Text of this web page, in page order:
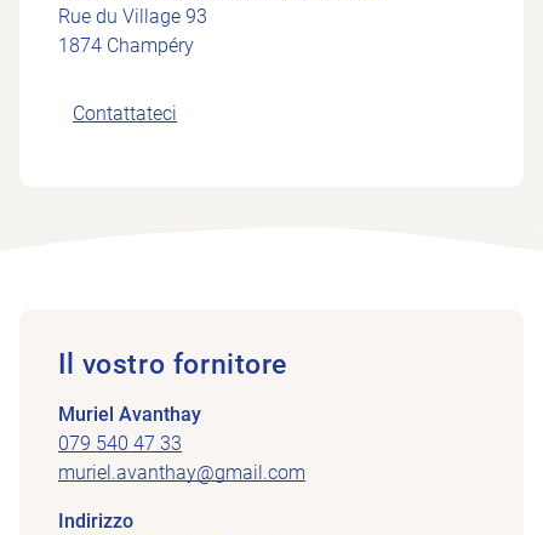
Rue du Village 93
1874 Champéry
Contattateci
Il vostro fornitore
Muriel Avanthay
079 540 47 33
muriel.avanthay@gmail.com
Indirizzo